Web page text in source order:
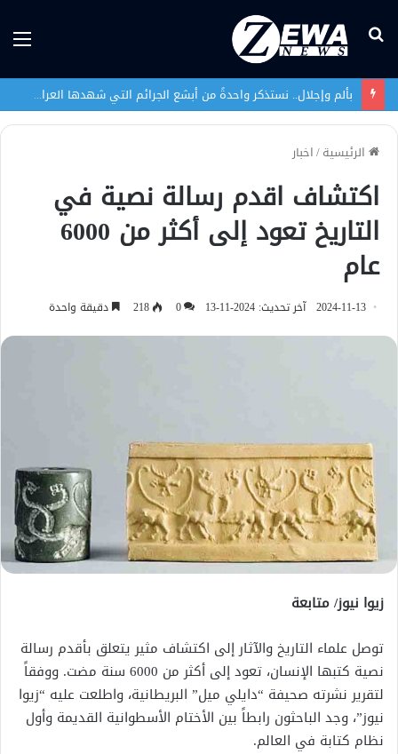
بحث
بألم وإجلال.. نستذكر واحدةً من أبشع الجرائم التي شهدها العراق في تاريخه الحديث
الرئيسية/اخبار
اكتشاف اقدم رسالة نصية في
التاريخ تعود إلى أكثر من 6000
عام
2024-11-13 آخر تحديث: 2024-11-13 0
218 دقيقة واحدة
زيوا نيوز/ متابعة
توصل علماء التاريخ والآثار إلى اكتشاف مثير يتعلق بأقدم رسالة
نصية كتبها الإنسان، تعود إلى أكثر من 6000 سنة مضت. ووفقاً
لتقرير نشرته صحيفة “دايلي ميل” البريطانية، واطلعت عليه “زيوا
نيوز”، وجد الباحثون رابطاً بين الأختام الأسطوانية القديمة وأول
نظام كتابة في العالم.